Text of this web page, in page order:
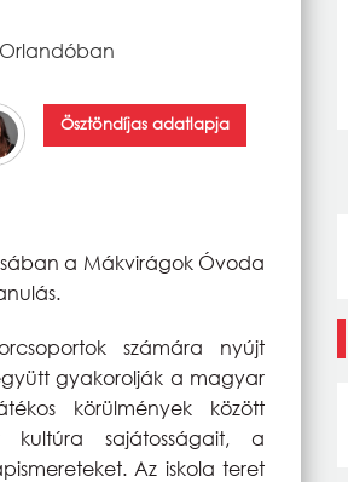
Ösztöndíjas adatlapja
a Mákvirágok Óvoda
számára nyújt
gyakorolják a magyar
körülmények között
sajátosságait, a
Az iskola teret